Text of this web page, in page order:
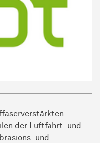
der Luftfahrt- und
und